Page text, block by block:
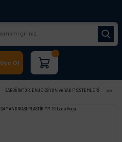
Üye Ol
KARBÜRATÖR, ENJEKSİYON ve YAKIT SİSTEMLERİ